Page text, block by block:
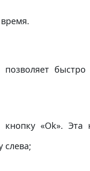
быстро
«Ok». Эта
слева;